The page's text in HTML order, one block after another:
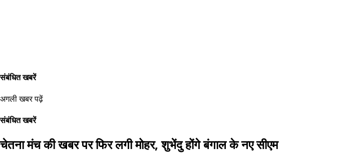
संबंधित खबरें
अगली खबर पढ़ें
संबंधित खबरें
चेतना मंच की खबर पर फिर लगी मोहर, शुभेंदु होंगे बंगाल के नए सीएम